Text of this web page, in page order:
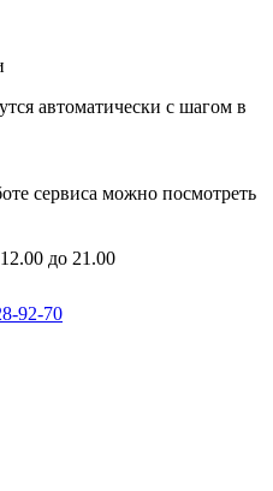
автоматически с шагом в
сервиса можно посмотреть
до 21.00
92-70